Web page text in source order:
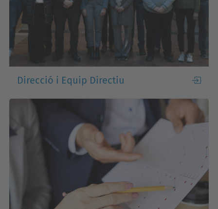
Direcció i Equip Directiu